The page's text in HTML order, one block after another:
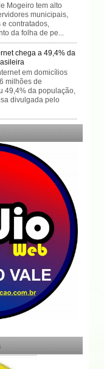
Mogeiro tem alto
municipais,
contratados,
da folha de pe...
chega a 49,4% da
em domicílios
milhões de
49,4% da população,
divulgada pelo